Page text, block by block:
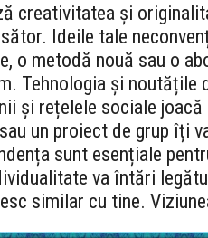
creativitatea și
Ideile tale
o metodă nouă sau o
Tehnologia și
și rețelele sociale
un proiect de grup îți
sunt esențiale
va întări
similar cu tine.